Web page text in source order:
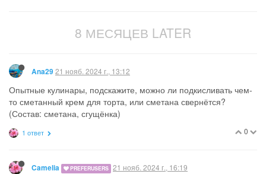
8 МЕСЯЦЕВ LATER
Ana29 21 нояб. 2024 г., 13:12
Опытные кулинары, подскажите, можно ли подкисливать чем-
то сметанный крем для торта, или сметана свернётся?
(Состав: сметана, сгущёнка)
0
1 ответ
Camelia PREFERUSERS 21 нояб. 2024 г., 16:19